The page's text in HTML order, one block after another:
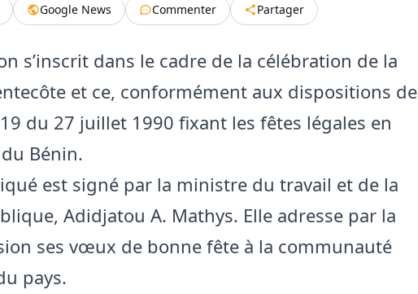
Google News Commenter Partager
s’inscrit dans le cadre de la célébration de la
et ce, conformément aux dispositions de
du 27 juillet 1990 fixant les fêtes légales en
Bénin.
est signé par la ministre du travail et de la
Adidjatou A. Mathys. Elle adresse par la
ses vœux de bonne fête à la communauté
pays.